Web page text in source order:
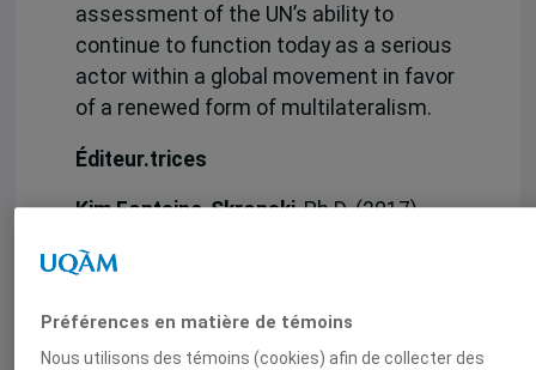
assessment of the UN’s ability to
continue to function today as a serious
actor within a global movement in favor
of a renewed form of multilateralism.
Éditeur.trices
Kim Fontaine-Skronski, Ph.D. (2017),
Director of the International Political
Affiliated Assistant Professor at
Préférences en matière de témoins
Nous utilisons des témoins (cookies) afin de collecter des